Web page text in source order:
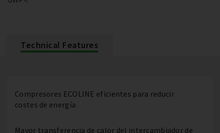
Technical Features
Compresores ECOLINE eficientes para reducir
costes de energía
Mayor transferencia de calor del intercambiador de